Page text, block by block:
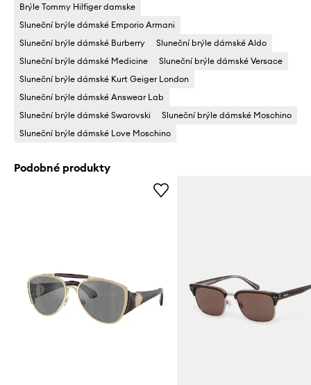
Brýle Tommy Hilfiger damske
Sluneční brýle dámské Emporio Armani
Sluneční brýle dámské Burberry
Sluneční brýle dámské Aldo
Sluneční brýle dámské Medicine
Sluneční brýle dámské Versace
Sluneční brýle dámské Kurt Geiger London
Sluneční brýle dámské Answear Lab
Sluneční brýle dámské Swarovski
Sluneční brýle dámské Moschino
Sluneční brýle dámské Love Moschino
Podobné produkty